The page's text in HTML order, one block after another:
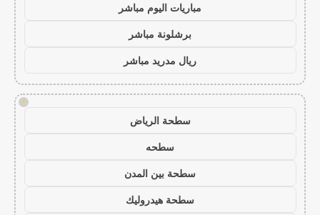
مباريات اليوم مباشر
برشلونة مباشر
ريال مدريد مباشر
!
سطحة الرياض
سطحه
سطحة بين المدن
سطحة هيدروليك